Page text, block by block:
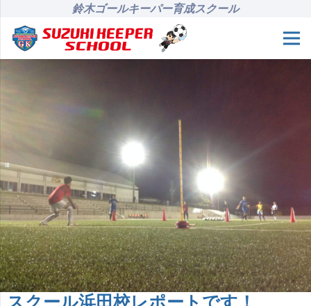
鈴木ゴールキーパー育成スクール
スクール浜田校レポートです！